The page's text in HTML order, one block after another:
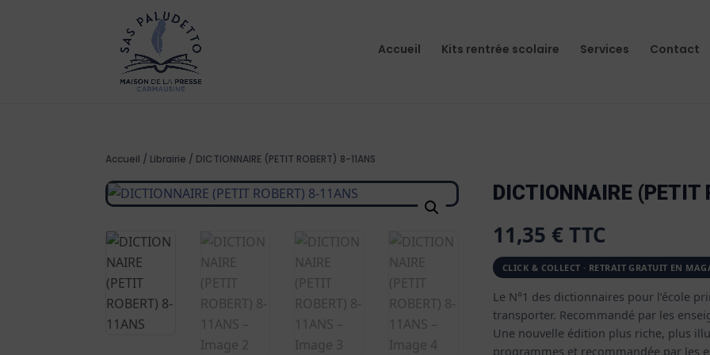
Accueil Kits rentrée scolaire Services Contact
Accueil / Librairie / DICTIONNAIRE (PETIT ROBERT) 8-11ANS
DICTIONNAIRE
11,35 €TTC
Le N°1 des dictionnaires pour l’école
transporter. Recommandé par les
Une nouvelle édition plus riche, plus
programmes et recommandée par les